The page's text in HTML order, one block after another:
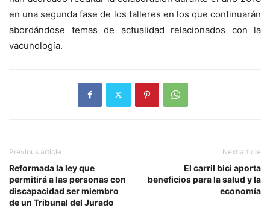
en una segunda fase de los talleres en los que continuarán
abordándose temas de actualidad relacionados con la
vacunología.
Previous article
Reformada la ley que
permitirá a las personas con
discapacidad ser miembro
de un Tribunal del Jurado
Next article
El carril bici aporta
beneficios para la salud y la
economía